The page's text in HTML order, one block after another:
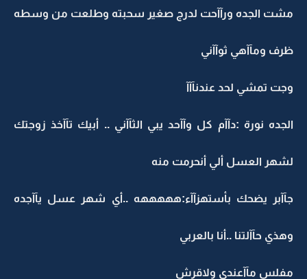
مشت الجده ورآآحت لدرج صغير سحبته وطلعت من وسطه
ظرف ومآآهي ثوآآني
وجت تمشي لحد عندنآآآ
الجده نورة :دآآم كل وآآحد يبي الثآآني .. أبيك تآآخذ زوجتك
لشهر العسل ألي أنحرمت منه
جآآبر يضحك بأستهزآآء:هههههه ..أي شهر عسل يآآجده
وهذي حآآلتنا ..أنا بالعربي
مفلس مآآعندي ولاقرش